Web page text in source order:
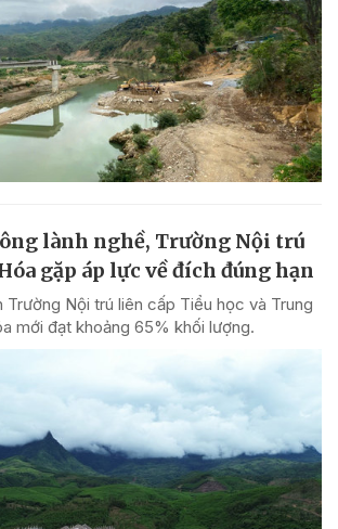
lành nghề, Trường Nội trú
gặp áp lực về đích đúng hạn
Trường Nội trú liên cấp Tiểu học và Trung
mới đạt khoảng 65% khối lượng.